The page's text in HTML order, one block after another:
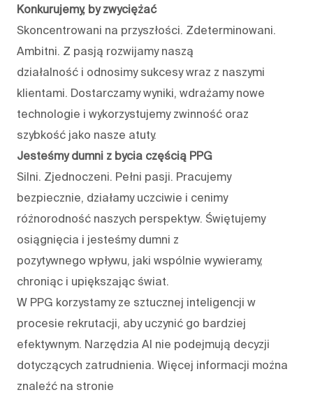
Konkurujemy, by zwyciężać
Skoncentrowani na przyszłości. Zdeterminowani.
Ambitni. Z pasją rozwijamy naszą
działalność i odnosimy sukcesy wraz z naszymi
klientami. Dostarczamy wyniki, wdrażamy nowe
technologie i wykorzystujemy zwinność oraz
szybkość jako nasze atuty.
Jesteśmy dumni z bycia częścią PPG
Silni. Zjednoczeni. Pełni pasji. Pracujemy
bezpiecznie, działamy uczciwie i cenimy
różnorodność naszych perspektyw. Świętujemy
osiągnięcia i jesteśmy dumni z
pozytywnego wpływu, jaki wspólnie wywieramy,
chroniąc i upiększając świat.
W PPG korzystamy ze sztucznej inteligencji w
procesie rekrutacji, aby uczynić go bardziej
efektywnym. Narzędzia AI nie podejmują decyzji
dotyczących zatrudnienia. Więcej informacji można
znaleźć na stronie